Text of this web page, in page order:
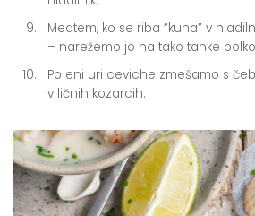
Medtem, ko se riba “kuha” v
– narežemo jo na tako tanke
Po eni uri ceviche zmešamo s
v ličnih kozarcih.